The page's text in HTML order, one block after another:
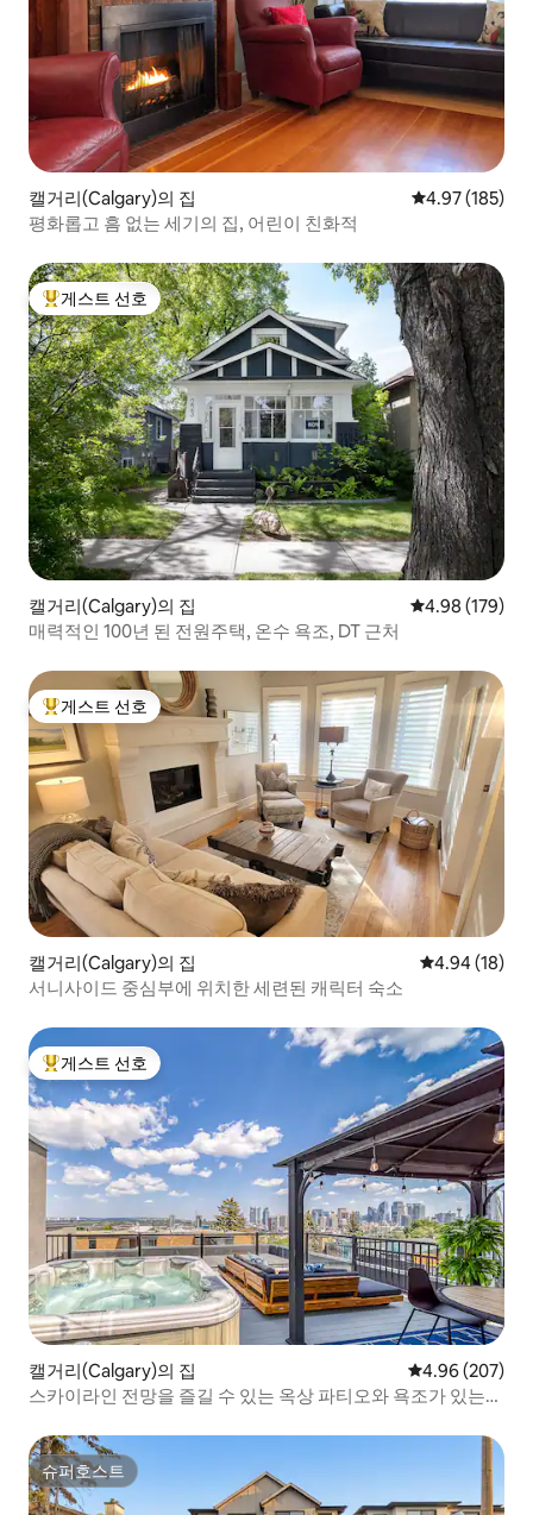
캘거리(Calgary)의 집 평점 4.97점(5
4.97 (185)
평화롭고 흠 없는 세기의 집, 어린이 친화적
상위 게스트 선호
게스트 선호
캘거리(Calgary)의 집 평점 4.98점(5
4.98 (179)
매력적인 100년 된 전원주택, 온수 욕조, DT 근처
상위 게스트 선호
게스트 선호
캘거리(Calgary)의 집 평점 4.94점(5
4.94 (18)
서니사이드 중심부에 위치한 세련된 캐릭터 숙소
상위 게스트 선호
게스트 선호
캘거리(Calgary)의 집 평점 4.96점(5
4.96 (207)
스카이라인 전망을 즐길 수 있는 옥상 파티오와 욕조가 있는
슈퍼호스트
슈퍼호스트